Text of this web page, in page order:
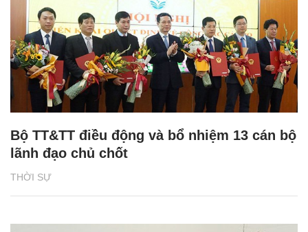
THỜI SỰ
Bộ TT&TT điều động và bổ nhiệm 13 cán bộ
lãnh đạo chủ chốt